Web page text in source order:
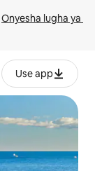
Onyesha lugha ya
Use app